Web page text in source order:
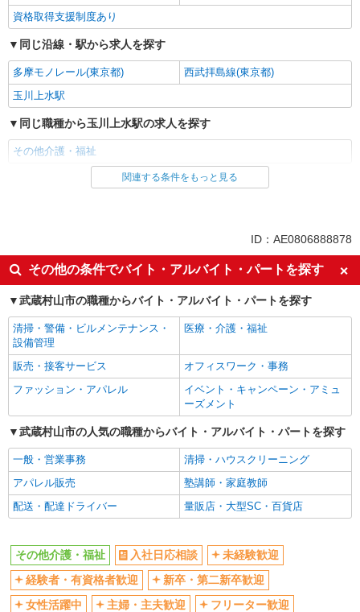
資格取得支援制度あり
同じ沿線・駅から求人を探す
多摩モノレール(東京都)
西武拝島線(東京都)
玉川上水駅
同じ職種から玉川上水駅の求人を探す
その他介護・福祉
同じ雇用形態から玉川上水駅の求人を探す
入社日応相談
未経験歓迎
経験者・有資格者歓迎
新卒・第二新卒歓迎
女性活躍中
主婦・主夫歓迎
フリーター歓迎
学歴不問
ブランクOK
ミドル（40代～）活躍中
エルダー（50代～）活躍中
シニア（60代～）活躍中
ボーナス・賞与あり
昇給あり
完全週休2日制
フルタイム歓迎
禁煙・分煙
駅直結・駅チカ
車通勤OK
バイク通勤OK
自転車通勤OK
残業少なめ（月20h未満）
交通費支給
社会保険あり
産休・育休取得実績あり
退職金・財形貯蓄制度あり
各種手当（家族・役職・インセン
ティブなど）あり
制服貸与
研修制度あり
関連する条件をもっと見る
ID：AE0806888878
その他の条件でバイト・アルバイト・パートを探す
武蔵村山市の職種からバイト・アルバイト・パートを探す
清掃・警備・ビルメンテナンス・
設備管理
医療・介護・福祉
販売・接客サービス
オフィスワーク・事務
ファッション・アパレル
イベント・キャンペーン・アミュ
ーズメント
武蔵村山市の人気の職種からバイト・アルバイト・パートを探す
一般・営業事務
清掃・ハウスクリーニング
アパレル販売
塾講師・家庭教師
配送・配達ドライバー
量販店・大型SC・百貨店
その他介護・福祉 入社日応相談
未経験歓迎
経験者・有資格者歓迎
新卒・第二新卒歓迎
女性活躍中
主婦・主夫歓迎
フリーター歓迎